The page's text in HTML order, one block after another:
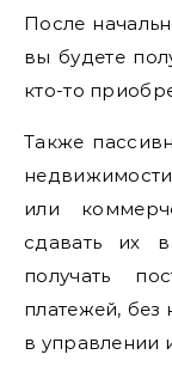
После
вы будете
кто-то
Также
или
сдавать их
получать
платежей, без
в управлении